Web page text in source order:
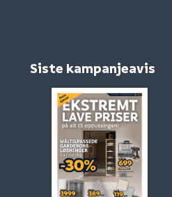
Siste kampanjeavis